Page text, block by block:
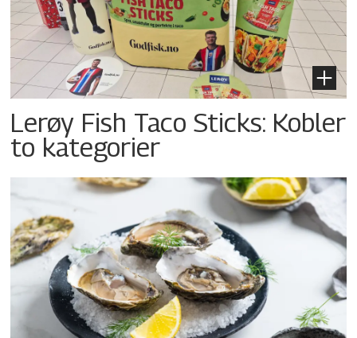
Lerøy Fish Taco Sticks: Kobler
to kategorier